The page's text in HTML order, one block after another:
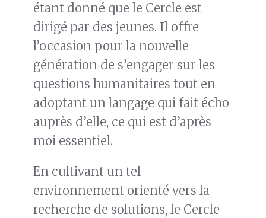
étant donné que le Cercle est
dirigé par des jeunes. Il offre
l’occasion pour la nouvelle
génération de s’engager sur les
questions humanitaires tout en
adoptant un langage qui fait écho
auprès d’elle, ce qui est d’après
moi essentiel.
En cultivant un tel
environnement orienté vers la
recherche de solutions, le Cercle